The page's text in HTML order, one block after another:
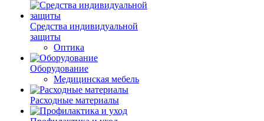
Средства индивидуальной
защиты
Оптика
Оборудование
Медицинская мебель
Расходные материалы